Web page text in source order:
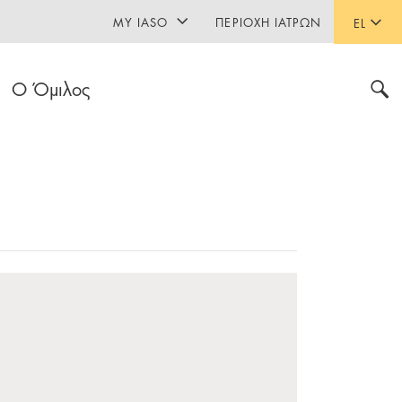
EL
Ο Όμιλος
MY IASO ΠΕΡΙΟΧΉ ΙΑΤΡΏΝ